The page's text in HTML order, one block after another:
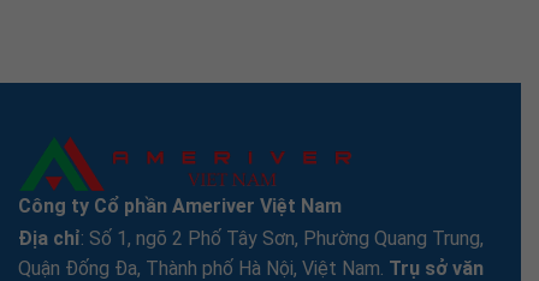
Công ty Cổ phần Ameriver Việt Nam
Địa chỉ: Số 1, ngõ 2 Phố Tây Sơn, Phường Quang Trung,
Quận Đống Đa, Thành phố Hà Nội, Việt Nam. Trụ sở văn